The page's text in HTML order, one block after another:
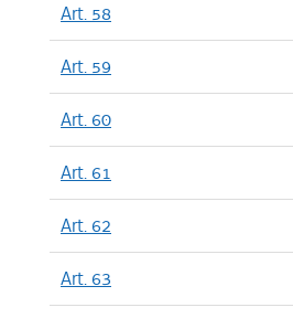
Art. 58
Art. 59
Art. 60
Art. 61
Art. 62
Art. 63